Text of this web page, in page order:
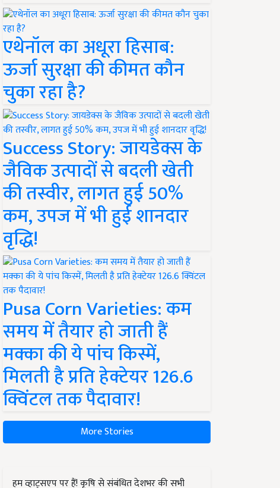
एथेनॉल का अधूरा हिसाब:
ऊर्जा सुरक्षा की कीमत कौन
चुका रहा है?
Success Story: जायडेक्स के
जैविक उत्पादों से बदली खेती
की तस्वीर, लागत हुई 50%
कम, उपज में भी हुई शानदार
वृद्धि!
Pusa Corn Varieties: कम
समय में तैयार हो जाती हैं
मक्का की ये पांच किस्में,
मिलती है प्रति हेक्टेयर 126.6
क्विंटल तक पैदावार!
More Stories
हम व्हाट्सएप पर हैं! कृषि से संबंधित देशभर की सभी